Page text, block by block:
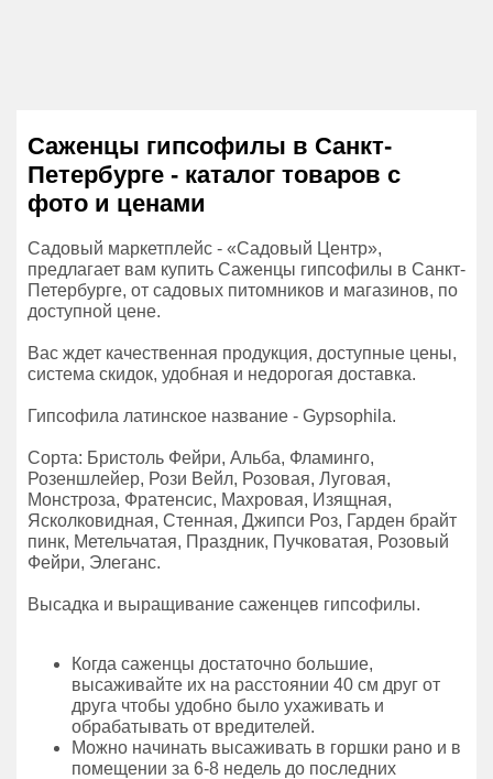
Саженцы гипсофилы в Санкт-
Петербурге - каталог товаров с
фото и ценами
Садовый маркетплейс - «Садовый Центр»,
предлагает вам купить Саженцы гипсофилы в Санкт-
Петербурге, от садовых питомников и магазинов, по
доступной цене.
Вас ждет качественная продукция, доступные цены,
система скидок, удобная и недорогая доставка.
Гипсофила латинское название - Gypsophila.
Сорта: Бристоль Фейри, Альба, Фламинго,
Розеншлейер, Рози Вейл, Розовая, Луговая,
Монстроза, Фратенсис, Махровая, Изящная,
Ясколковидная, Стенная, Джипси Роз, Гарден брайт
пинк, Метельчатая, Праздник, Пучковатая, Розовый
Фейри, Элеганс.
Высадка и выращивание саженцев гипсофилы.
Когда саженцы достаточно большие,
высаживайте их на расстоянии 40 см друг от
друга чтобы удобно было ухаживать и
обрабатывать от вредителей.
Можно начинать высаживать в горшки рано и в
помещении за 6-8 недель до последних